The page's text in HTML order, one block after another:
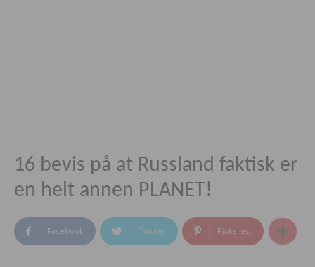
16 bevis på at Russland faktisk er
en helt annen PLANET!
Facebook Twitter Pinterest